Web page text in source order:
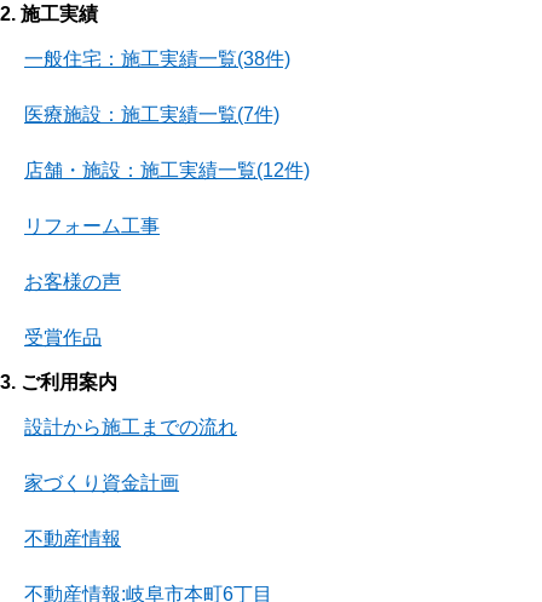
2. 施工実績
一般住宅：施工実績一覧(38件)
医療施設：施工実績一覧(7件)
店舗・施設：施工実績一覧(12件)
リフォーム工事
お客様の声
受賞作品
3. ご利用案内
設計から施工までの流れ
家づくり資金計画
不動産情報
不動産情報:岐阜市本町6丁目